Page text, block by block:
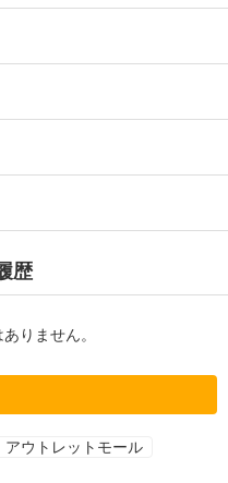
歴
りません。
アウトレットモール